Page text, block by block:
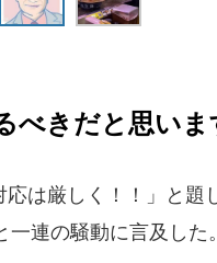
べきだと思いま
は厳しく！！」と題
連の騒動に言及した。